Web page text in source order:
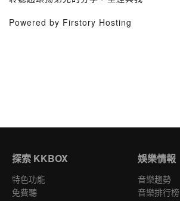
Powered by Firstory Hosting
探索 KKBOX
特色功能
免費聽
娛樂情報
音樂趨勢
音樂排行榜